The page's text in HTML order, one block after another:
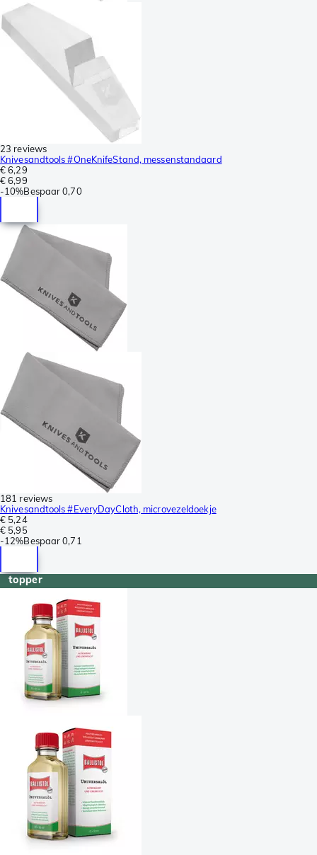
23 reviews
Knivesandtools #OneKnifeStand, messenstandaard
€ 6,29
€ 6,99
-10%Bespaar 0,70
181 reviews
Knivesandtools #EveryDayCloth, microvezeldoekje
€ 5,24
€ 5,95
-12%Bespaar 0,71
topper